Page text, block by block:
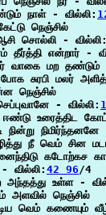
நாள் - வில்லி:
நெஞ்சில்
சொல்லி - வில்லி:
தீர்த்தி என்றார் -
மற தண்டும்
சுரபி மலர்
நெஞ்சில்
- வில்லி:
உரைத்திட
நின்று
நீ வெம் சின
கடோற்கச
வில்லி: 42 96/4
உள்ள -
அளவில் நெஞ்சில்
வெம் கணையும்